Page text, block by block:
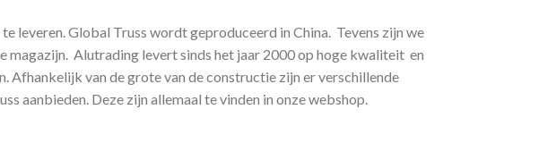
leveren. Global Truss wordt geproduceerd in China. Tevens zijn we
magazijn. Alutrading levert sinds het jaar 2000 op hoge kwaliteit en
Afhankelijk van de grote van de constructie zijn er verschillende
aanbieden. Deze zijn allemaal te vinden in onze webshop.